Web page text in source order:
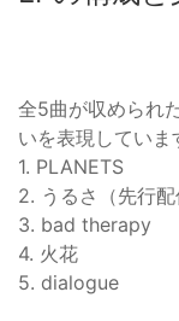
全5曲が収められ
いを表現していま
1. PLANETS
2. うるさ（先行配
3. bad therapy
4. 火花
5. dialogue